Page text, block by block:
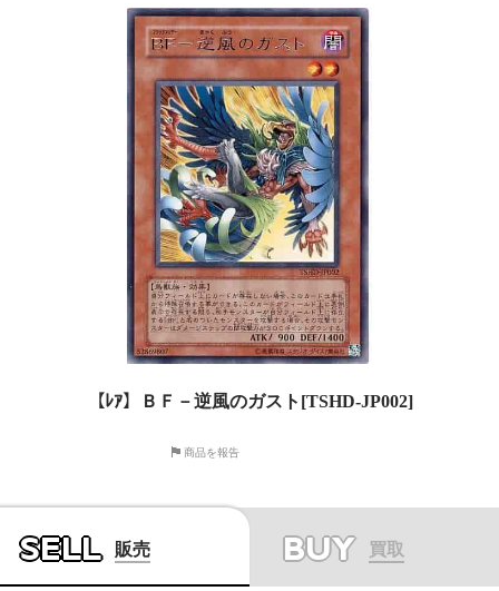
【ﾚｱ】ＢＦ－逆風のガスト[TSHD-JP002]
商品を報告
SELL 販売 BUY 買取